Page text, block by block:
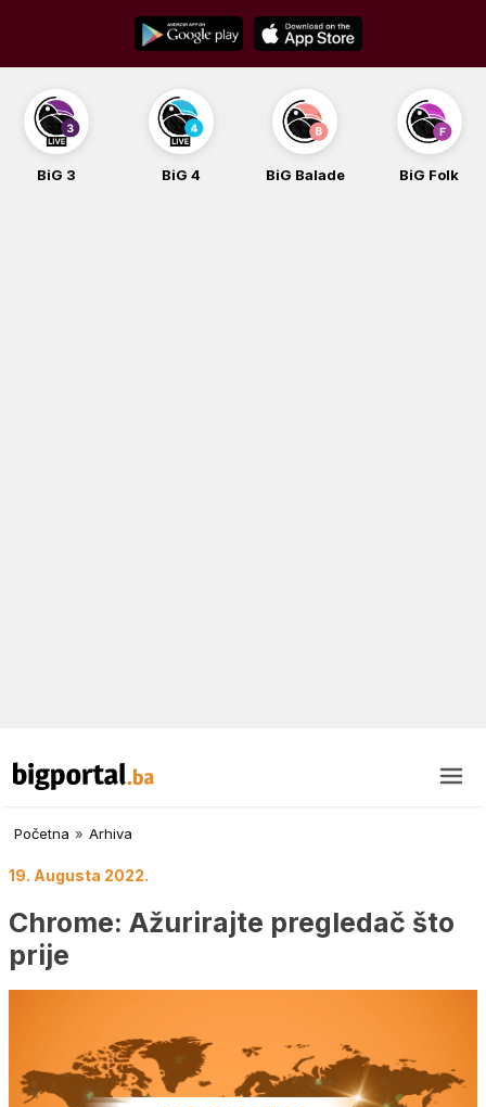
content
BiG 3 BiG 4 BiG Balade BiG Folk
Početna » Arhiva
19. Augusta 2022.
Chrome: Ažurirajte pregledač što
prije